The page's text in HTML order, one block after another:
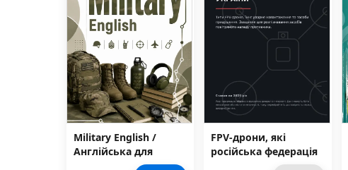
Military English /
Англійська для
FPV-дрони, які
російська федерація
застосовує проти